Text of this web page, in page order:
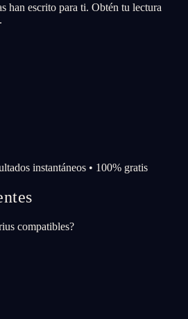
han escrito para ti. Obtén tu lectura
instantáneos • 100% gratis
compatibles?